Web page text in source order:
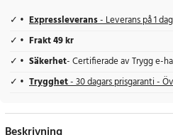
Expressleverans- Leverans på 1
Frakt 49 kr
Säkerhet- Certifierade av Trygg e-
Trygghet- 30 dagars prisgaranti -